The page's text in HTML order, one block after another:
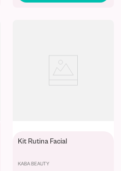
Kit Rutina Facial
KABA BEAUTY